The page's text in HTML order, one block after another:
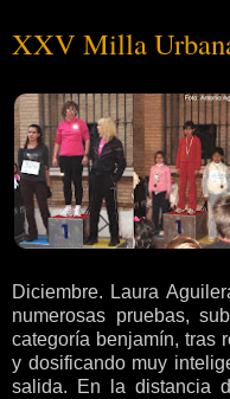
XXV Milla
Diciembre. Laura
numerosas pruebas,
categoría benjamín, tras
y dosificando muy
salida. En la distancia